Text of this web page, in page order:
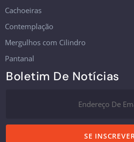
Cachoeiras
Contemplação
Mergulhos com Cilindro
Pantanal
Boletim De Notícias